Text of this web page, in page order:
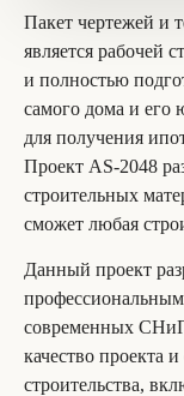
Пакет чертежей и
является рабочей
и полностью
самого дома и его
для получения
Проект AS-2048
строительных
сможет любая
Данный проект
современных
качество проекта
строительства,